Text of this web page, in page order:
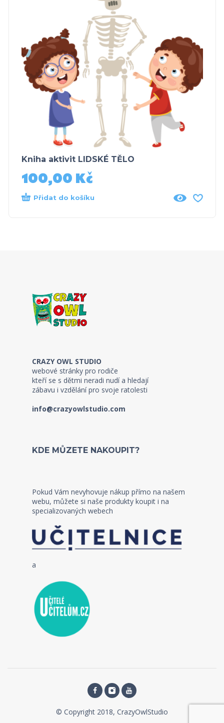
Kniha aktivit LIDSKÉ TĚLO
100,00 Kč
Přidat do košíku
CRAZY OWL STUDIO
webové stránky pro rodiče
kteří se s dětmi neradi nudí a hledají
zábavu i vzdělání pro svoje ratolesti
info@crazyowlstudio.com
KDE MŮZETE NAKOUPIT?
Pokud Vám nevyhovuje nákup přímo na našem
webu, můžete si naše produkty koupit i na
specializovaných webech
a
© Copyright 2018, CrazyOwlStudio